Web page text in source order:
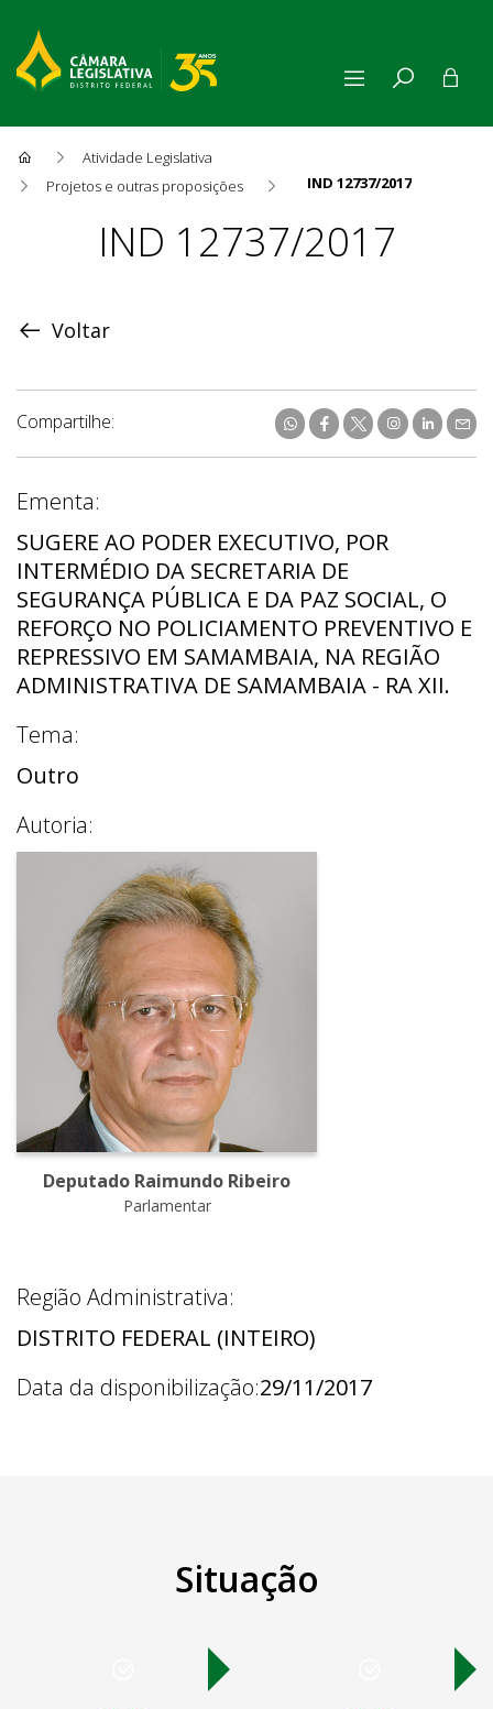
Atividade Legislativa
Projetos e outras proposições
IND 12737/2017
ProposiçãoIND 12737/2017
Voltar
Compartilhe:
Ementa:
SUGERE AO PODER EXECUTIVO, POR
INTERMÉDIO DA SECRETARIA DE
SEGURANÇA PÚBLICA E DA PAZ SOCIAL, O
REFORÇO NO POLICIAMENTO PREVENTIVO E
REPRESSIVO EM SAMAMBAIA, NA REGIÃO
ADMINISTRATIVA DE SAMAMBAIA - RA XII.
Tema:
Outro
Autoria:
Deputado Raimundo Ribeiro
Parlamentar
Região Administrativa:
DISTRITO FEDERAL (INTEIRO)
Data da disponibilização:29/11/2017
Situação